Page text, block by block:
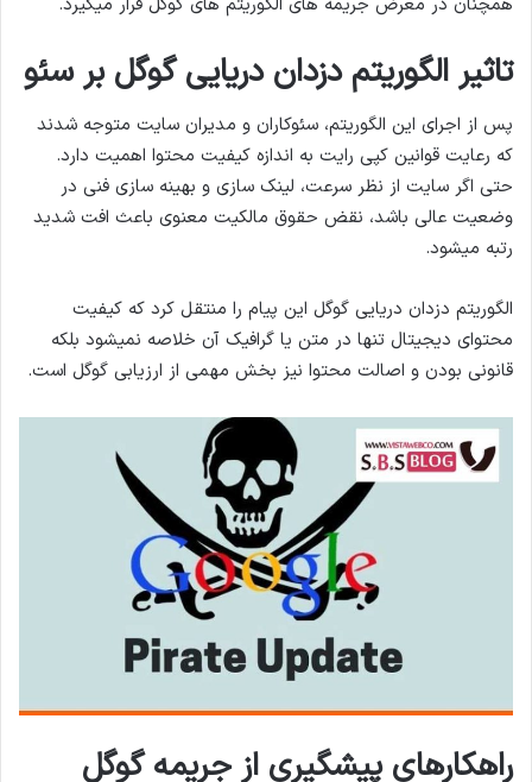
تاثیر الگوریتم دزدان دریایی گوگل بر سئو
پس از اجرای این الگوریتم، سئوکاران و مدیران سایت متوجه شدند
که رعایت قوانین کپی رایت به اندازه کیفیت محتوا اهمیت دارد.
حتی اگر سایت از نظر سرعت، لینک سازی و بهینه سازی فنی در
وضعیت عالی باشد، نقض حقوق مالکیت معنوی باعث افت شدید
رتبه میشود.
الگوریتم دزدان دریایی گوگل این پیام را منتقل کرد که کیفیت
محتوای دیجیتال تنها در متن یا گرافیک آن خلاصه نمیشود بلکه
قانونی بودن و اصالت محتوا نیز بخش مهمی از ارزیابی گوگل است.
راهکارهای پیشگیری از جریمه گوگل